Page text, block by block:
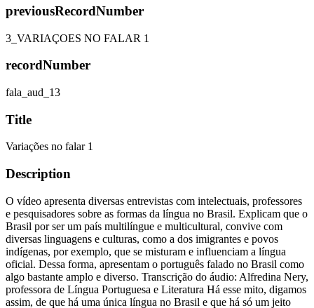
previousRecordNumber
3_VARIAÇOES NO FALAR 1
recordNumber
fala_aud_13
Title
Variações no falar 1
Description
O vídeo apresenta diversas entrevistas com intelectuais, professores
e pesquisadores sobre as formas da língua no Brasil. Explicam que o
Brasil por ser um país multilíngue e multicultural, convive com
diversas linguagens e culturas, como a dos imigrantes e povos
indígenas, por exemplo, que se misturam e influenciam a língua
oficial. Dessa forma, apresentam o português falado no Brasil como
algo bastante amplo e diverso. Transcrição do áudio: Alfredina Nery,
professora de Língua Portuguesa e Literatura Há esse mito, digamos
assim, de que há uma única língua no Brasil e que há só um jeito